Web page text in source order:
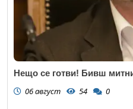
Нещо се готви! Бивш
06 август 54 0